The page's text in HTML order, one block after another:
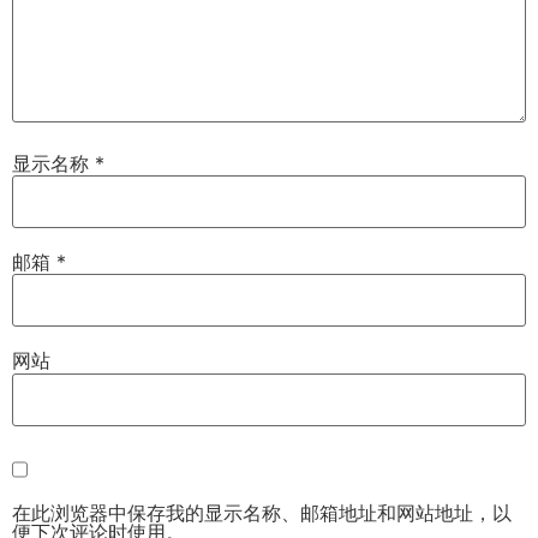
显示名称 *
邮箱 *
网站
在此浏览器中保存我的显示名称、邮箱地址和网站地址，以
便下次评论时使用。